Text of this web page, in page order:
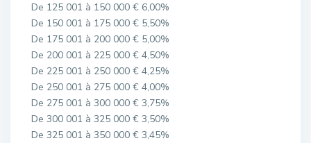
De 125 001 à 150 000 € 6,00%
De 150 001 à 175 000 € 5,50%
De 175 001 à 200 000 € 5,00%
De 200 001 à 225 000 € 4,50%
De 225 001 à 250 000 € 4,25%
De 250 001 à 275 000 € 4,00%
De 275 001 à 300 000 € 3,75%
De 300 001 à 325 000 € 3,50%
De 325 001 à 350 000 € 3,45%